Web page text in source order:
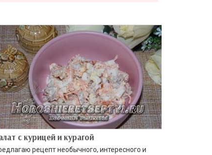
с курицей и курагой
рецепт необычного, интересного и